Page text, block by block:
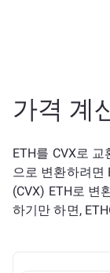
가격 계
ETH를 CVX로
으로 변환하려면
(CVX) ETH로 변
하기만 하면,